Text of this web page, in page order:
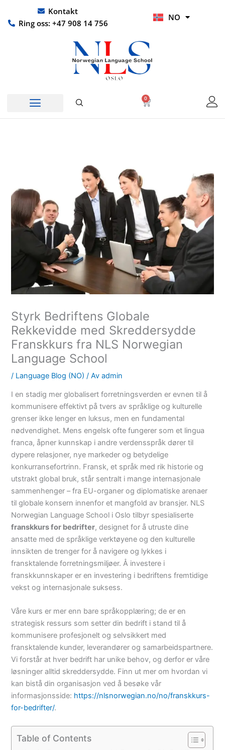
rett
Kontakt
Ring oss: +47 908 14 756
NO
HI
0
Handlekurv
Styrk Bedriftens Globale
Rekkevidde med Skreddersydde
Franskkurs fra NLS Norwegian
Language School
/ Language Blog (NO) / Av admin
I en stadig mer globalisert forretningsverden er evnen til å
kommunisere effektivt på tvers av språklige og kulturelle
grenser ikke lenger en luksus, men en fundamental
nødvendighet. Mens engelsk ofte fungerer som et lingua
franca, åpner kunnskap i andre verdensspråk dører til
dypere relasjoner, nye markeder og betydelige
konkurransefortrinn. Fransk, et språk med rik historie og
utstrakt global bruk, står sentralt i mange internasjonale
sammenhenger – fra EU-organer og diplomatiske arenaer
til globale konsern innenfor et mangfold av bransjer. NLS
Norwegian Language School i Oslo tilbyr spesialiserte
franskkurs for bedrifter, designet for å utruste dine
ansatte med de språklige verktøyene og den kulturelle
innsikten de trenger for å navigere og lykkes i
fransktalende forretningsmiljøer. Å investere i
franskkunnskaper er en investering i bedriftens fremtidige
vekst og internasjonale suksess.
Våre kurs er mer enn bare språkopplæring; de er en
strategisk ressurs som setter din bedrift i stand til å
kommunisere profesjonelt og selvsikkert med
fransktalende kunder, leverandører og samarbeidspartnere.
Vi forstår at hver bedrift har unike behov, og derfor er våre
løsninger alltid skreddersydde. Finn ut mer om hvordan vi
kan bistå din organisasjon ved å besøke vår
informasjonsside: https://nlsnorwegian.no/no/franskkurs-
for-bedrifter/.
Table of Contents